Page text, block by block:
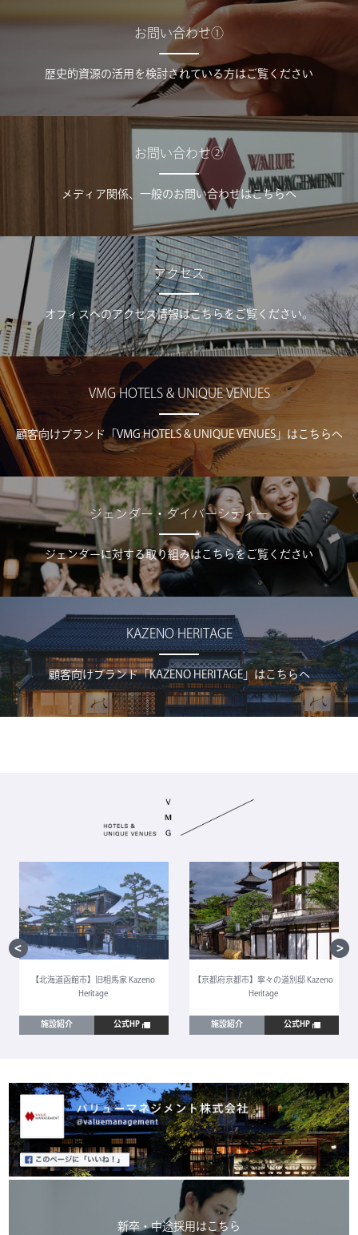
お問い合わせ①
歴史的資源の活用を検討されている方はご覧ください
お問い合わせ②
メディア関係、一般のお問い合わせはこちらへ
アクセス
オフィスへのアクセス情報はこちらをご覧ください。
VMG HOTELS & UNIQUE VENUES
顧客向けブランド「VMG HOTELS & UNIQUE VENUES」はこちらへ
ジェンダー・ダイバーシティー
ジェンダーに対する取り組みはこちらをご覧ください
KAZENO HERITAGE
顧客向けブランド「KAZENO HERITAGE」はこちらへ
【北海道函館市】旧相馬家 Kazeno
Heritage
施設紹介 公式HP
【京都府京都市】寧々の道別邸 Kazeno
Heritage
施設紹介 公式HP
新卒・中途採用はこちら